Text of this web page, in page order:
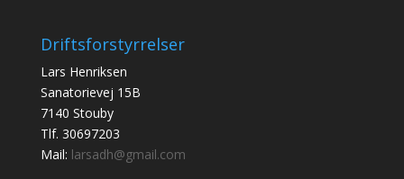
Driftsforstyrrelser
Lars Henriksen
Sanatorievej 15B
7140 Stouby
Tlf. 30697203
Mail: larsadh@gmail.com